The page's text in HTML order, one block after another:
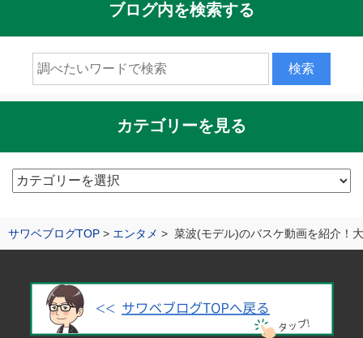
サワベブログTOP エンタメ 菜波(モデル)のバスケ動画を紹介！
ブログ内を検索する
カテゴリーを見る
カ
リ